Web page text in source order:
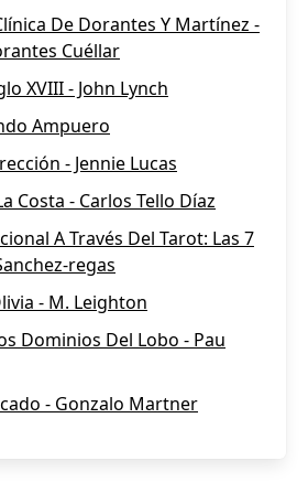
De Dorantes Y Martínez -
Cuéllar
XVIII - John Lynch
Ampuero
- Jennie Lucas
Costa - Carlos Tello Díaz
A Través Del Tarot: Las 7
regas
- M. Leighton
Dominios Del Lobo - Pau
- Gonzalo Martner